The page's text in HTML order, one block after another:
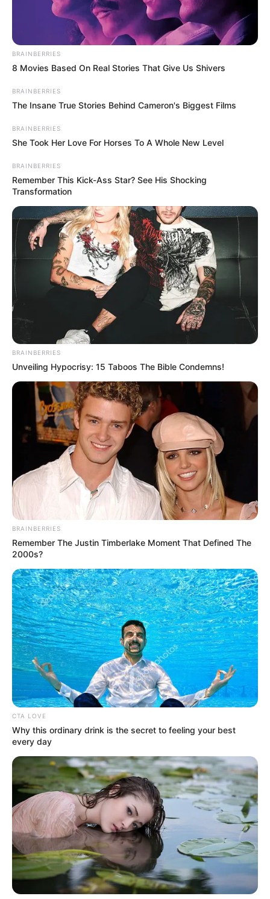
14. “Elvesztettem a pólómat a bevetetlen ágyamban”.